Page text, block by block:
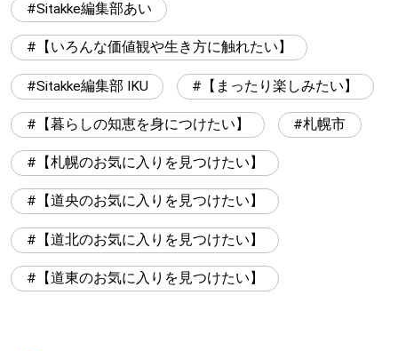
Sitakke編集部あい
【いろんな価値観や生き方に触れたい】
Sitakke編集部 IKU 【まったり楽しみたい】
【暮らしの知恵を身につけたい】 札幌市
【札幌のお気に入りを見つけたい】
【道央のお気に入りを見つけたい】
【道北のお気に入りを見つけたい】
【道東のお気に入りを見つけたい】